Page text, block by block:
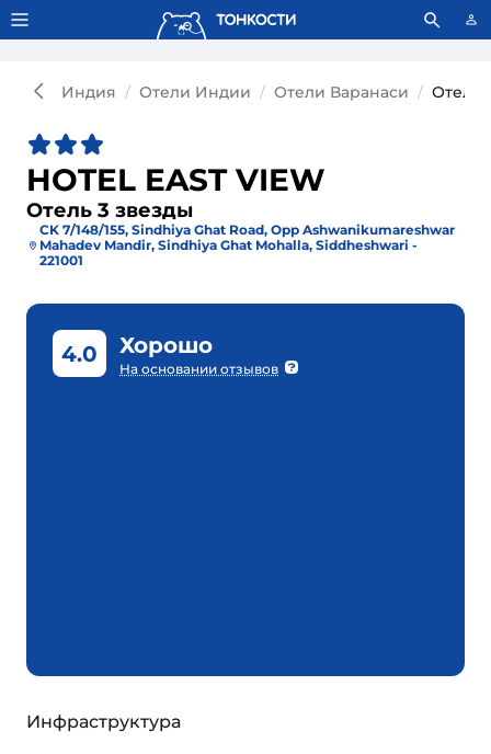
Тонкости используют сookie-файлы. Что это значит?
Индия Отели Индии Отели Варанаси Отель
HOTEL EAST VIEW
Отель 3 звезды
CK 7/148/155, Sindhiya Ghat Road, Opp Ashwanikumareshwar
Mahadev Mandir, Sindhiya Ghat Mohalla, Siddheshwari -
221001
4.0 Хорошо
На основании отзывов
Инфраструктура